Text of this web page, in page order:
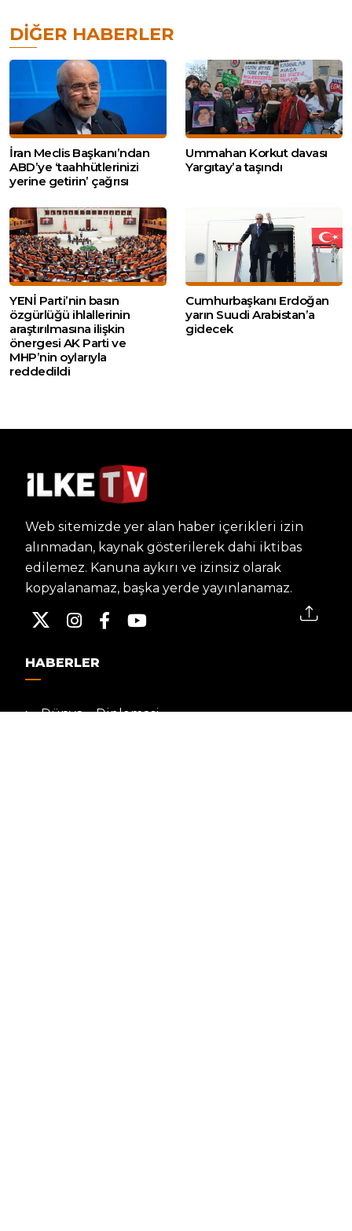
DIĞER HABERLER
İran Meclis Başkanı’ndan
ABD’ye ‘taahhütlerinizi
yerine getirin’ çağrısı
Ummahan Korkut davası
Yargıtay’a taşındı
YENİ Parti’nin basın
özgürlüğü ihlallerinin
araştırılmasına ilişkin
önergesi AK Parti ve
MHP’nin oylarıyla
reddedildi
Cumhurbaşkanı Erdoğan
yarın Suudi Arabistan’a
gidecek
Web sitemizde yer alan haber içerikleri izin
alınmadan, kaynak gösterilerek dahi iktibas
edilemez. Kanuna aykırı ve izinsiz olarak
kopyalanamaz, başka yerde yayınlanamaz.
HABERLER
Dünya – Diplomasi